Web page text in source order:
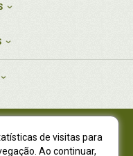
0001-19
de visitas para
Ao continuar,